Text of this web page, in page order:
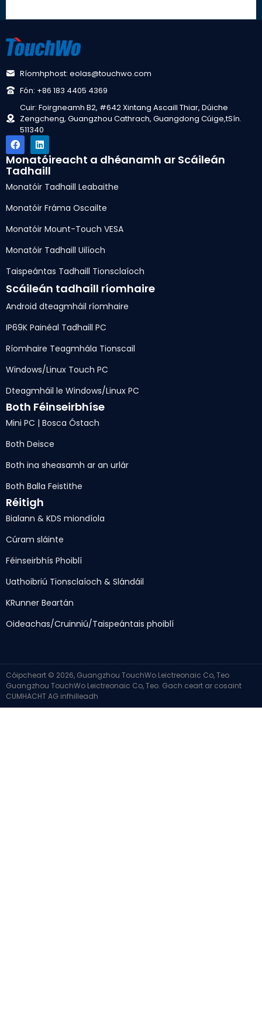
Ríomhphost: eolas@touchwo.com
Fón: +86 183 4405 4369
Cuir: Foirgneamh B2, #642 Xintang Ascaill Thiar, Dúiche
Zengcheng, Guangzhou Cathrach, Guangdong Cúige,tSín.
511340
Monatóireacht a dhéanamh ar Scáileán
Tadhaill
Monatóir Tadhaill Leabaithe
Monatóir Fráma Oscailte
Monatóir Mount-Touch VESA
Monatóir Tadhaill Uilíoch
Taispeántas Tadhaill Tionsclaíoch
Scáileán tadhaill ríomhaire
Android dteagmháil ríomhaire
IP69K Painéal Tadhaill PC
Ríomhaire Teagmhála Tionscail
Windows/Linux Touch PC
Dteagmháil le Windows/Linux PC
Both Féinseirbhíse
Mini PC | Bosca Óstach
Both Deisce
Both ina sheasamh ar an urlár
Both Balla Feistithe
Réitigh
Bialann & KDS miondíola
Cúram sláinte
Féinseirbhís Phoiblí
Uathoibriú Tionsclaíoch & Slándáil
KRunner Beartán
Oideachas/Cruinniú/Taispeántais phoiblí
Cóipcheart © 2026, Guangzhou TouchWo Leictreonaic Co, Teo
Guangzhou TouchWo Leictreonaic Co, Teo. Gach ceart ar cosaint
CUMHACHT AG infhilleadh